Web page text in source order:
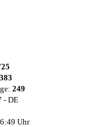
249
- DE
Uhr